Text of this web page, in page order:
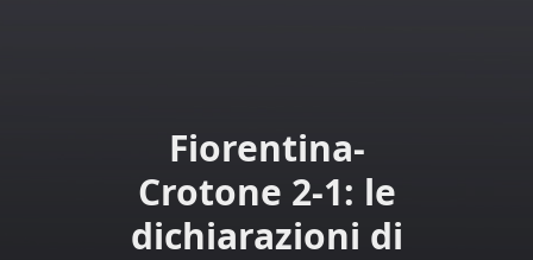
Fiorentina-
Crotone 2-1: le
dichiarazioni di